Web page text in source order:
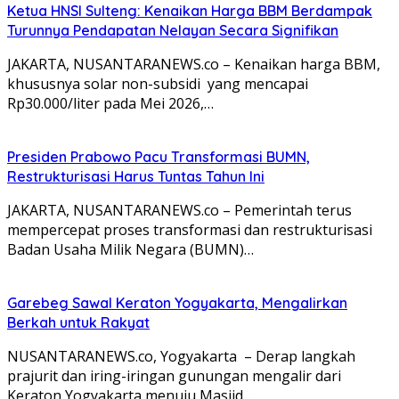
Ketua HNSI Sulteng: Kenaikan Harga BBM Berdampak
Turunnya Pendapatan Nelayan Secara Signifikan
JAKARTA, NUSANTARANEWS.co – Kenaikan harga BBM,
khususnya solar non-subsidi yang mencapai
Rp30.000/liter pada Mei 2026,…
Presiden Prabowo Pacu Transformasi BUMN,
Restrukturisasi Harus Tuntas Tahun Ini
JAKARTA, NUSANTARANEWS.co – Pemerintah terus
mempercepat proses transformasi dan restrukturisasi
Badan Usaha Milik Negara (BUMN)…
Garebeg Sawal Keraton Yogyakarta, Mengalirkan
Berkah untuk Rakyat
NUSANTARANEWS.co, Yogyakarta – Derap langkah
prajurit dan iring-iringan gunungan mengalir dari